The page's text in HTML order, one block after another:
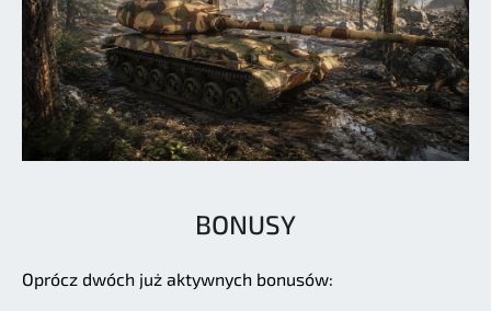
BONUSY
Oprócz dwóch już aktywnych bonusów: